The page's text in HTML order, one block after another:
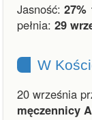
Jasność: 27%
pełnia: 29
W
20 września
męczennicy